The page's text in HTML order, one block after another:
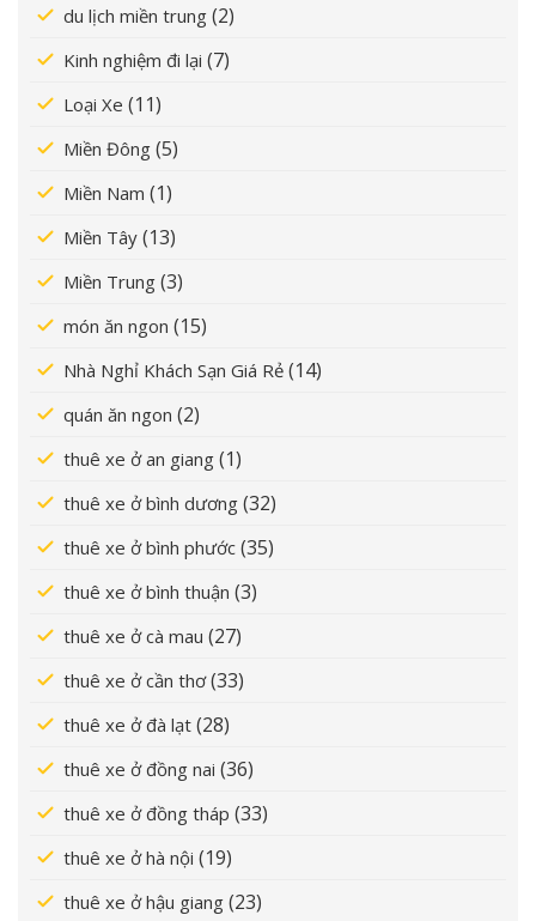
du lịch miền trung (2)
Kinh nghiệm đi lại (7)
Loại Xe (11)
Miền Đông (5)
Miền Nam (1)
Miền Tây (13)
Miền Trung (3)
món ăn ngon (15)
Nhà Nghỉ Khách Sạn Giá Rẻ (14)
quán ăn ngon (2)
thuê xe ở an giang (1)
thuê xe ở bình dương (32)
thuê xe ở bình phước (35)
thuê xe ở bình thuận (3)
thuê xe ở cà mau (27)
thuê xe ở cần thơ(33)
thuê xe ở đà lạt (28)
thuê xe ở đồng nai (36)
thuê xe ở đồng tháp (33)
thuê xe ở hà nội (19)
thuê xe ở hậu giang (23)